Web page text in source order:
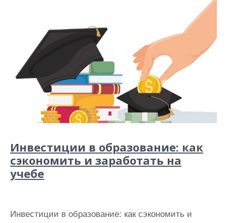
Инвестиции в образование: как
сэкономить и заработать на
учебе
Инвестиции в образование: как сэкономить и